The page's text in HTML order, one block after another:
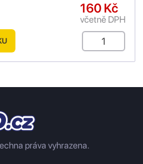
160 Kč
včetně DPH
práva vyhrazena.